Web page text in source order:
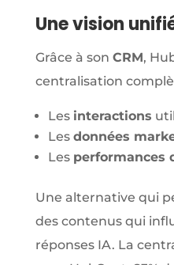
Une vision
Grâce à son CRM,
centralisation
Les interactions
Les données
Les performances
Une alternative qui
des contenus qui
réponses IA. La